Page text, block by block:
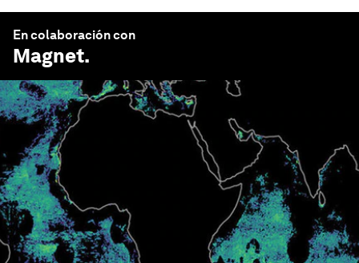
En colaboración con
Magnet.